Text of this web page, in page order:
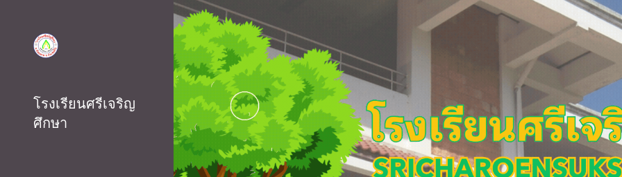
Skip to
โรงเรียนศรีเจริญ
ศึกษา